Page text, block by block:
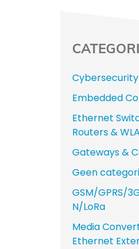
Cybersecurity
Embedded
Ethernet
Routers &
Gateways &
Geen
GSM/GPRS/
N/LoRa
Media
Ethernet